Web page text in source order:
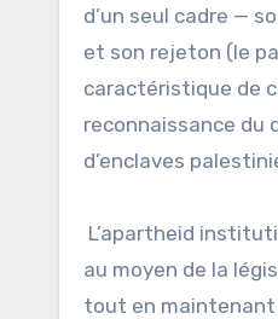
d’un seul cadre —
et son rejeton (le
caractéristique de
reconnaissance du
d’enclaves
L’apartheid
au moyen de la
tout en maintenant